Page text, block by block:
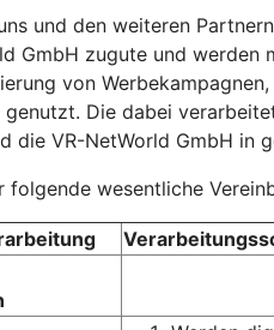
und den weiteren
GmbH zugute und
von
Die dabei
die VR-NetWorld GmbH in
wesentliche